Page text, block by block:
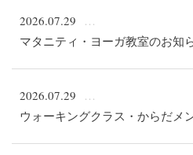
2026.07.29
マタニティ・ヨーガ教室のお知
2026.07.29
ウォーキングクラス・からだメ